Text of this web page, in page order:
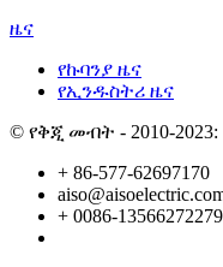
ዜና
የኩባንያ ዜና
የኢንዱስትሪ ዜና
© የቅጂ መብት - 2010-
+ 86-577-62697170
+ 0086-13566272279